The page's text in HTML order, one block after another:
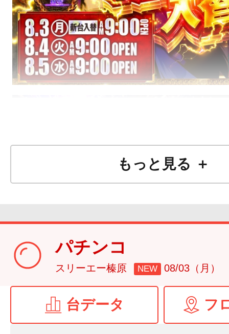
もっと見る ＋
パチンコ
スリーエー榛原 NEW 08/03（月）
台データ フ